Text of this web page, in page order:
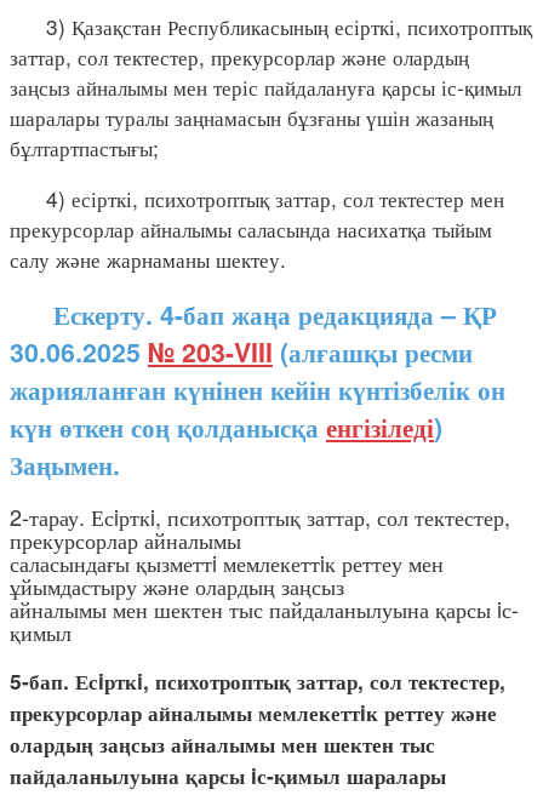
3) Қазақстан Республикасының есірткі, психотроптық
заттар, сол тектестер, прекурсорлар және олардың
заңсыз айналымы мен теріс пайдалануға қарсы іс-қимыл
шаралары туралы заңнамасын бұзғаны үшін жазаның
бұлтартпастығы;
4) есірткі, психотроптық заттар, сол тектестер мен
прекурсорлар айналымы саласында насихатқа тыйым
салу және жарнаманы шектеу.
Ескерту. 4-бап жаңа редакцияда – ҚР
30.06.2025 № 203-VIII (алғашқы ресми
жарияланған күнінен кейін күнтізбелік он
күн өткен соң қолданысқа енгізіледі)
Заңымен.
2-тарау. Есiрткi, психотроптық заттар, сол тектестер,
прекурсорлар айналымы
саласындағы қызметтi мемлекеттiк реттеу мен
ұйымдастыру және олардың заңсыз
айналымы мен шектен тыс пайдаланылуына қарсы iс-
қимыл
5-бап. Есiрткi, психотроптық заттар, сол тектестер,
прекурсорлар айналымы мемлекеттiк реттеу және
олардың заңсыз айналымы мен шектен тыс
пайдаланылуына қарсы iс-қимыл шаралары